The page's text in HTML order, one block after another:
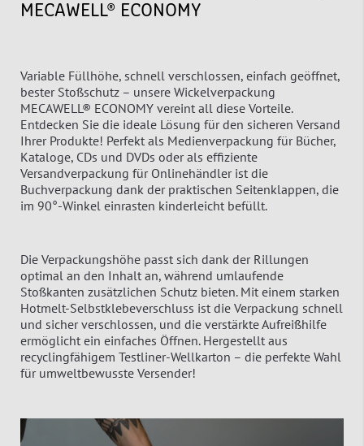
MECAWELL® ECONOMY
Variable Füllhöhe, schnell verschlossen, einfach geöffnet,
bester Stoßschutz – unsere Wickelverpackung
MECAWELL® ECONOMY vereint all diese Vorteile.
Entdecken Sie die ideale Lösung für den sicheren Versand
Ihrer Produkte! Perfekt als Medienverpackung für Bücher,
Kataloge, CDs und DVDs oder als effiziente
Versandverpackung für Onlinehändler ist die
Buchverpackung dank der praktischen Seitenklappen, die
im 90°-Winkel einrasten kinderleicht befüllt.
Die Verpackungshöhe passt sich dank der Rillungen
optimal an den Inhalt an, während umlaufende
Stoßkanten zusätzlichen Schutz bieten. Mit einem starken
Hotmelt-Selbstklebeverschluss ist die Verpackung schnell
und sicher verschlossen, und die verstärkte Aufreißhilfe
ermöglicht ein einfaches Öffnen. Hergestellt aus
recyclingfähigem Testliner-Wellkarton – die perfekte Wahl
für umweltbewusste Versender!